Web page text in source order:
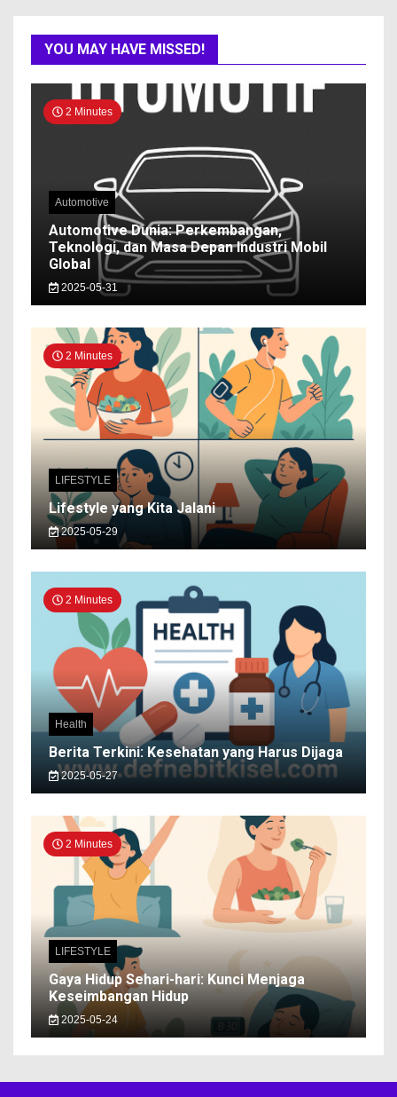
YOU MAY HAVE MISSED!
2 Minutes
Automotive
Automotive Dunia: Perkembangan,
Teknologi, dan Masa Depan Industri Mobil
Global
2025-05-31
2 Minutes
LIFESTYLE
Lifestyle yang Kita Jalani
2025-05-29
2 Minutes
Health
Berita Terkini: Kesehatan yang Harus Dijaga
2025-05-27
2 Minutes
LIFESTYLE
Gaya Hidup Sehari-hari: Kunci Menjaga
Keseimbangan Hidup
2025-05-24